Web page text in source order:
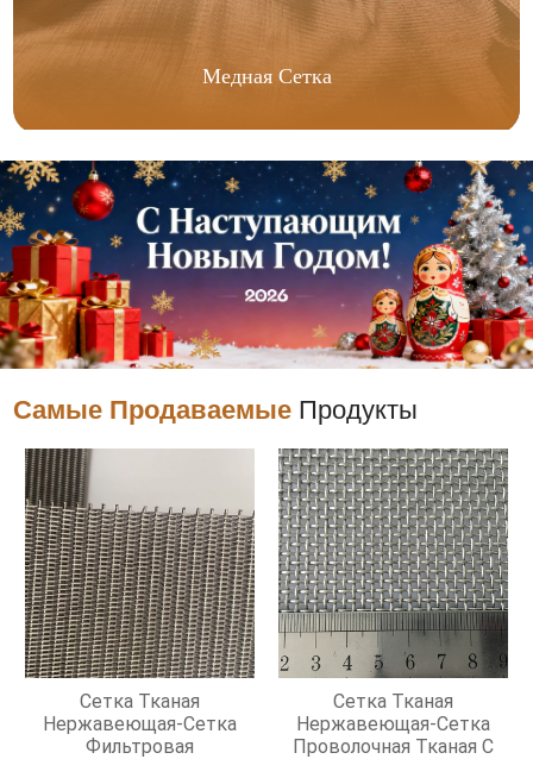
Медная Сетка
Самые Продаваемые Продукты
Сетка Тканая
Нержавеющая-Сетка
Фильтровая
Сетка Тканая
Нержавеющая-Сетка
Проволочная Тканая С